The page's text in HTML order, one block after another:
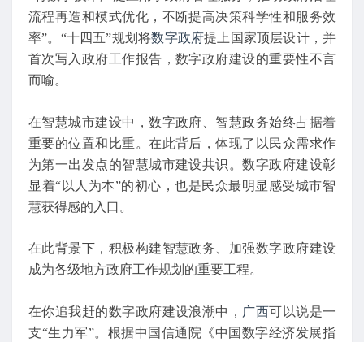
流程再造和模式优化，不断提高决策科学性和服务效
率”。“十四五”规划将数字政府提上国家顶层设计，并
首次写入政府工作报告，数字政府建设的重要性不言
而喻。
在智慧城市建设中，数字政府、智慧政务始终占据着
重要的位置和比重。在此背后，体现了以民众需求作
为第一出发点的智慧城市建设共识。数字政府建设彰
显着“以人为本”的初心，也是民众最明显感受城市智
慧获得感的入口。
在此背景下，积极构建智慧政务、加强数字政府建设
成为各级地方政府工作规划的重要工程。
在你追我赶的数字政府建设浪潮中， 广西可以说是一
支“生力军”。根据中国信通院《中国数字经济发展指